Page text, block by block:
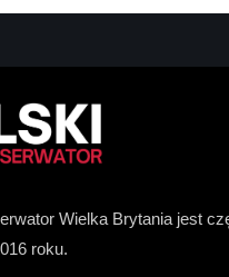
Wielka Brytania jest
roku.